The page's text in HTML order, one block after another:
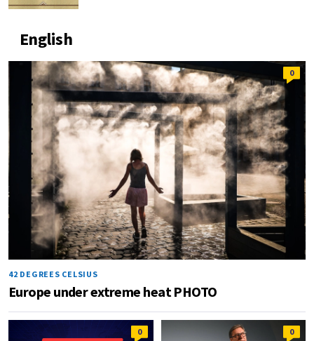
English
0
42 DEGREES CELSIUS
Europe under extreme heat PHOTO
0 0